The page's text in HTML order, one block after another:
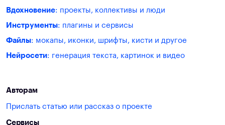
Вдохновение: проекты, коллективы и люди
Инструменты: плагины и сервисы
Файлы: мокапы, иконки, шрифты, кисти и другое
Нейросети: генерация текста, картинок и видео
Авторам
Прислать статью или рассказ о проекте
Сервисы